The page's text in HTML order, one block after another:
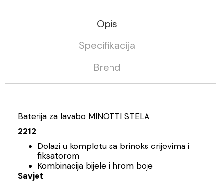
Opis
Specifikacija
Brend
Baterija za lavabo MINOTTI STELA
2212
Dolazi u kompletu sa brinoks crijevima i
fiksatorom
Kombinacija bijele i hrom boje
Savjet